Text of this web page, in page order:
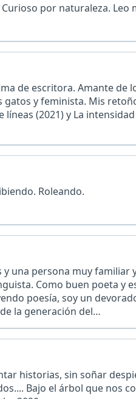
por naturaleza. Leo
de escritora. Amante de
gatos y feminista. Mis
líneas (2021) y La
Roleando.
y una persona muy familiar
Como buen poeta y
poesía, soy un
la generación del…
historias, sin soñar
Bajo el árbol que nos